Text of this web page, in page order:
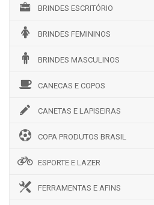
BRINDES ESCRITÓRIO
BRINDES FEMININOS
BRINDES MASCULINOS
CANECAS E COPOS
CANETAS E LAPISEIRAS
COPA PRODUTOS BRASIL
ESPORTE E LAZER
FERRAMENTAS E AFINS